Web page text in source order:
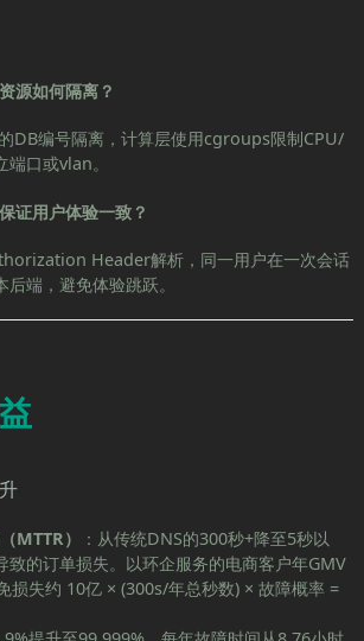
源如何隔离？
DB编号隔离，计算层使用cgroups限制CPU/
口或vlan。
证用户体验一致？
Header解析，同一用户在一次会话
端，避免体验跳跃。
MTTR）
：从传统DNS的300秒+降至5秒以
致的订单损失。以环企服务的电商客户年GMV
损失约 10亿 × (300s/年总秒数) × 故障概率 =